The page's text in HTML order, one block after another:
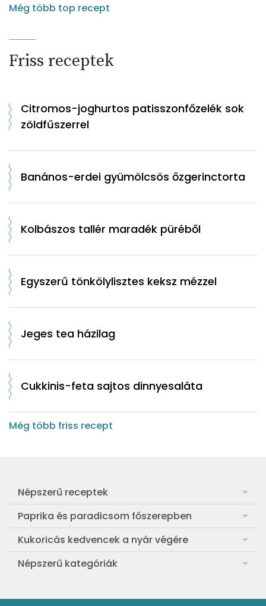
Még több top recept
Friss receptek
Citromos-joghurtos patisszonfőzelék sok
zöldfűszerrel
Banános-erdei gyümölcsös őzgerinctorta
Kolbászos tallér maradék püréből
Egyszerű tönkölylisztes keksz mézzel
Jeges tea házilag
Cukkinis-feta sajtos dinnyesaláta
Még több friss recept
Népszerű receptek
Frankfurti leves
Egyszerű muffin
Aranygaluska
Egyszerű krumplifőzelék
Paprika és paradicsom főszerepben
Pan con Tomate
Paradicsom és paprika eltevése télre
Paradicsomos húsgombóc
Kukoricás kedvencek a nyár végére
Legfinomabb főtt kukorica
Bang bang kukorica
Népszerű kategóriák